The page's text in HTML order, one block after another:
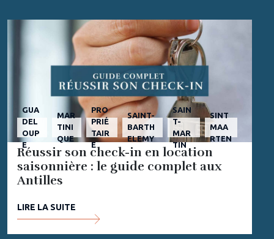
GUA
DEL
OUP
E
MAR
TINI
QUE
PRO
PRIÉ
TAIR
E
SAINT-
BARTH
ELEMY
SAIN
T-
MAR
TIN
SINT
MAA
RTEN
Réussir son check-in en location
saisonnière : le guide complet aux
Antilles
LIRE LA SUITE